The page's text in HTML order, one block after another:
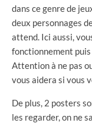
dans ce genre de
deux personnages
attend. Ici aussi,
fonctionnement
Attention à ne pas
vous aidera si vous
De plus, 2 posters
les regarder, on ne